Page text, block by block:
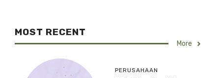
MOST RECENT
More
PERUSAHAAN